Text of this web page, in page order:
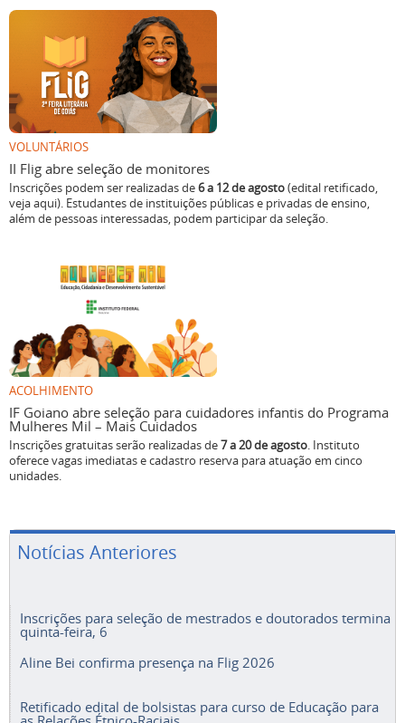
VOLUNTÁRIOS
II Flig abre seleção de monitores
Inscrições podem ser realizadas de6 a 12 de agosto(edital retificado,
veja aqui). Estudantes de instituições públicas e privadas de ensino,
além de pessoas interessadas, podem participar da seleção.
ACOLHIMENTO
IF Goiano abre seleção para cuidadores infantis do Programa
Mulheres Mil – Mais Cuidados
Inscrições gratuitas serão realizadas de7 a 20 de agosto. Instituto
oferece vagas imediatas e cadastro reserva para atuação em cinco
unidades.
Notícias Anteriores
Inscrições para seleção de mestrados e doutorados termina
quinta-feira, 6
Aline Bei confirma presença na Flig 2026
Retificado edital de bolsistas para curso de Educação para